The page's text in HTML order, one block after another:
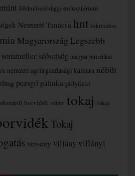
földművelésügyi minisztérium
Nemzeti Tanácsa hnt kékfrankos
Magyarország Legszebb
szövetség magyar turisztikai
nemzeti agrárgazdasági kamara nébih
pezsgő pálinka pályázat
borvidék szüret tokaj Tokaji
Tokaj
verseny villány villányi